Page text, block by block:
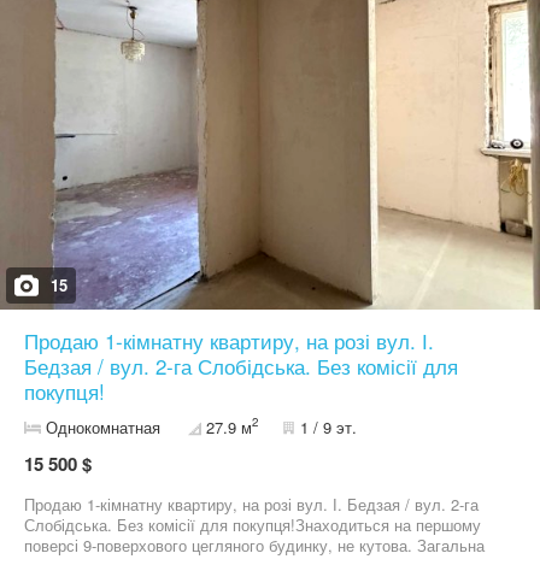
15
Продаю 1-кімнатну квартиру, на розі вул. І.
Бедзая / вул. 2-га Слобідська. Без комісії для
покупця!
Однокомнатная 27.9 м2 1 / 9 эт.
15 500 $
Продаю 1-кімнатну квартиру, на розі вул. І. Бедзая / вул. 2-га
Слобідська. Без комісії для покупця!Знаходиться на першому
поверсі 9-поверхового цегляного будинку, не кутова. Загальна